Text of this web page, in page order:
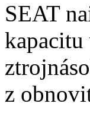
SEAT
z